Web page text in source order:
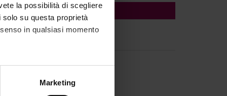
la possibilità di scegliere
su questa proprietà
in qualsiasi momento
metro,Marketing